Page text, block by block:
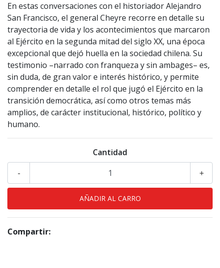
En estas conversaciones con el historiador Alejandro
San Francisco, el general Cheyre recorre en detalle su
trayectoria de vida y los acontecimientos que marcaron
al Ejército en la segunda mitad del siglo XX, una época
excepcional que dejó huella en la sociedad chilena. Su
testimonio –narrado con franqueza y sin ambages– es,
sin duda, de gran valor e interés histórico, y permite
comprender en detalle el rol que jugó el Ejército en la
transición democrática, así como otros temas más
amplios, de carácter institucional, histórico, político y
humano.
Cantidad
+
-
Compartir: